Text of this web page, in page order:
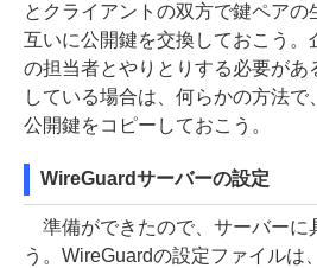
とクライアントの双方で鍵ペアの
互いに公開鍵を交換しておこう。
の担当者とやりとりする必要があ
している場合は、何らかの方法で
公開鍵をコピーしておこう。
WireGuardサーバーの設定
準備ができたので、サーバーに
う。WireGuardの設定ファイルは